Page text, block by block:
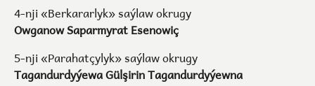
4-nji «Berkararlyk» saýlaw okrugy
Owganow Saparmyrat Esenowiç
5-nji «Parahatçylyk» saýlaw okrugy
Tagandurdyýewa Gülşirin Tagandurdyýewna